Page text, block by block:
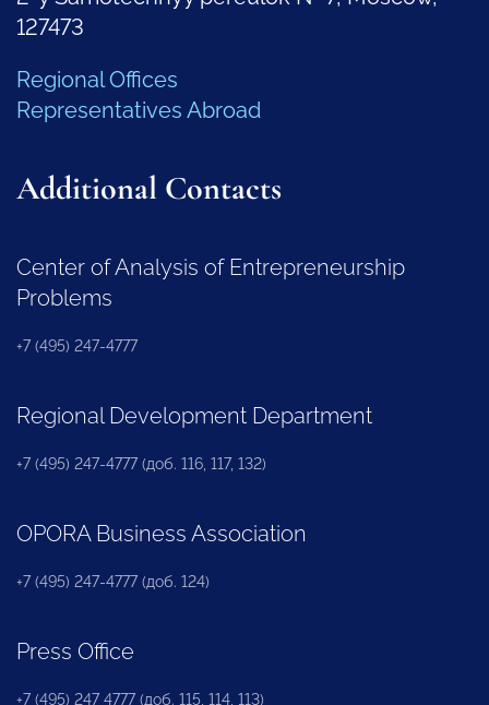
127473
Regional Offices
Representatives Abroad
Additional Contacts
Center of Analysis of Entrepreneurship
Problems
+7 (495) 247-4777
Regional Development Department
+7 (495) 247-4777 (доб. 116, 117, 132)
OPORA Business Association
+7 (495) 247-4777 (доб. 124)
Press Office
+7 (495) 247 4777 (доб. 115, 114, 113)